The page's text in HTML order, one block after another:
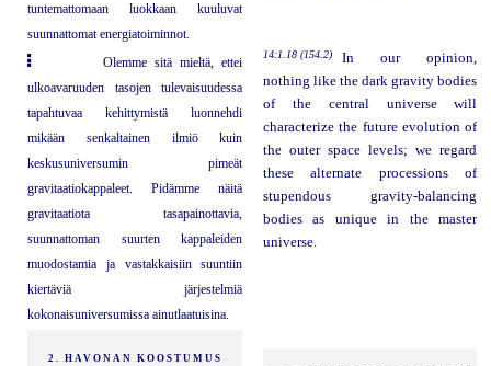
tuntemattomaan luokkaan kuuluvat
suunnattomat energiatoiminnot.
Olemme sitä mieltä, ettei
ulkoavaruuden tasojen tulevaisuudessa
tapahtuvaa kehittymistä luonnehdi
mikään senkaltainen ilmiö kuin
keskusuniversumin pimeät
gravitaatiokappaleet. Pidämme näitä
gravitaatiota tasapainottavia,
suunnattoman suurten kappaleiden
muodostamia ja vastakkaisiin suuntiin
kiertäviä järjestelmiä
kokonaisuniversumissa ainutlaatuisina.
14:1.18 (154.2)
In our opinion,
nothing like the dark gravity bodies
of the central universe will
characterize the future evolution of
the outer space levels; we regard
these alternate processions of
stupendous gravity-balancing
bodies as unique in the master
universe.
2. HAVONAN KOOSTUMUS